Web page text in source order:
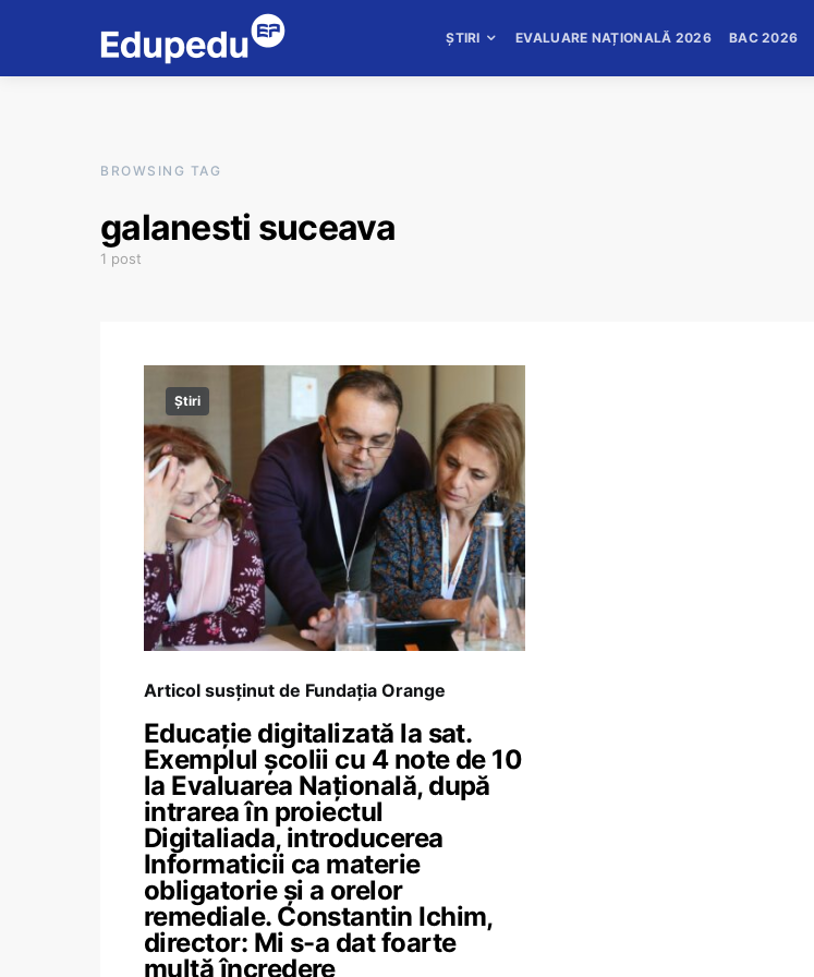
ȘTIRI EVALUARE NAȚIONALĂ 2026 BAC 2026
BROWSING TAG
galanesti suceava
1 post
Știri
Articol susținut de Fundația Orange
Educație digitalizată la sat.
Exemplul școlii cu 4 note de 10
la Evaluarea Națională, după
intrarea în proiectul
Digitaliada, introducerea
Informaticii ca materie
obligatorie și a orelor
remediale. Constantin Ichim,
director: Mi s-a dat foarte
multă încredere